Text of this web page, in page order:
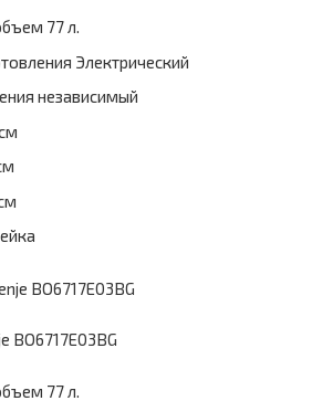
77 л.
Электрический
независимый
BO6717E03BG
77 л.